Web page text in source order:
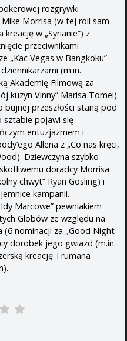
rozgrywki
Morrisa (w tej roli sam
w „Syrianie”) z
przeciwnikami
„Kac Vegas w Bangkoku”
(m.in.
Akademię Filmową za
kuzyn Vinny” Marisa Tomei).
bujnej przeszłości staną pod
sztabie pojawi się
entuzjazmem i
Allena z „Co nas kręci,
Dziewczyna szybko
doradcy Morrisa
chwyt” Ryan Gosling) i
kampanii.
Marcowe” pewniakiem
Globów ze względu na
(6 nominacji za „Good Night
dorobek jego gwiazd (m.in.
kreację Trumana